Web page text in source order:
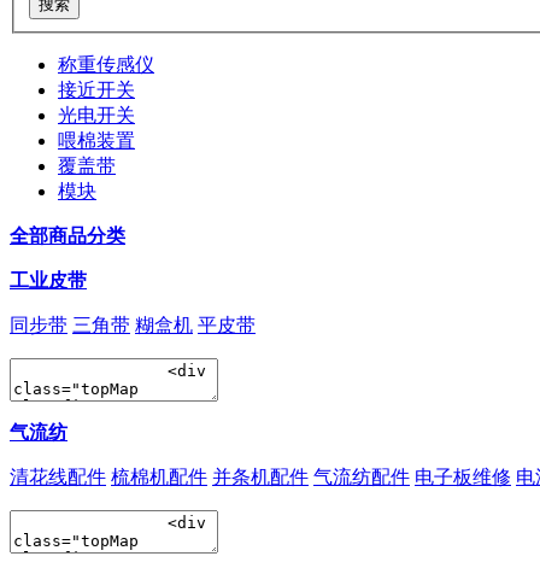
称重传感仪
接近开关
光电开关
喂棉装置
覆盖带
模块
全部商品分类
工业皮带
同步带 三角带 糊盒机 平皮带
气流纺
清花线配件 梳棉机配件 并条机配件 气流纺配件 电子板维修 电